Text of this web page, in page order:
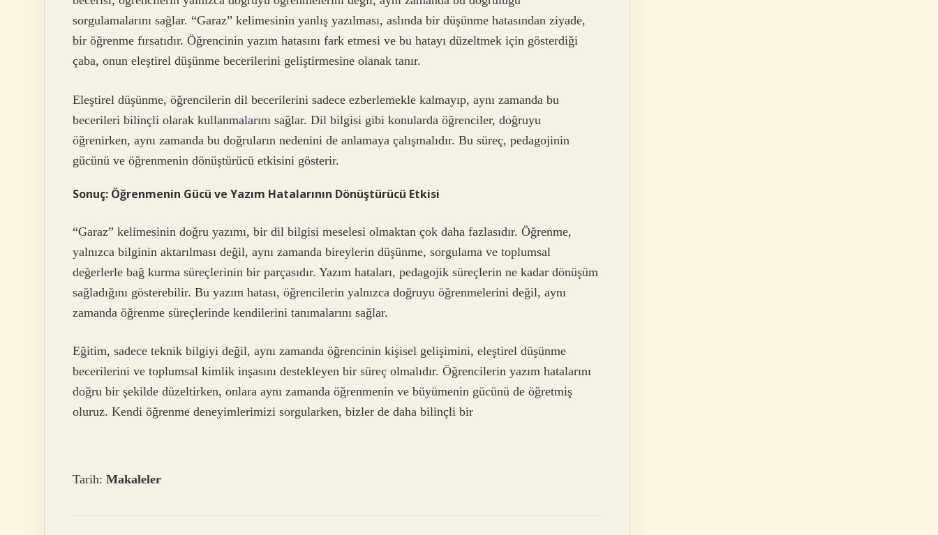
sorgulamalarını sağlar. “Garaz” kelimesinin yanlış yazılması, aslında bir düşünme hatasından ziyade,
bir öğrenme fırsatıdır. Öğrencinin yazım hatasını fark etmesi ve bu hatayı düzeltmek için gösterdiği
çaba, onun eleştirel düşünme becerilerini geliştirmesine olanak tanır.
Eleştirel düşünme, öğrencilerin dil becerilerini sadece ezberlemekle kalmayıp, aynı zamanda bu
becerileri bilinçli olarak kullanmalarını sağlar. Dil bilgisi gibi konularda öğrenciler, doğruyu
öğrenirken, aynı zamanda bu doğruların nedenini de anlamaya çalışmalıdır. Bu süreç, pedagojinin
gücünü ve öğrenmenin dönüştürücü etkisini gösterir.
Sonuç: Öğrenmenin Gücü ve Yazım Hatalarının Dönüştürücü Etkisi
“Garaz” kelimesinin doğru yazımı, bir dil bilgisi meselesi olmaktan çok daha fazlasıdır. Öğrenme,
yalnızca bilginin aktarılması değil, aynı zamanda bireylerin düşünme, sorgulama ve toplumsal
değerlerle bağ kurma süreçlerinin bir parçasıdır. Yazım hataları, pedagojik süreçlerin ne kadar dönüşüm
sağladığını gösterebilir. Bu yazım hatası, öğrencilerin yalnızca doğruyu öğrenmelerini değil, aynı
zamanda öğrenme süreçlerinde kendilerini tanımalarını sağlar.
Eğitim, sadece teknik bilgiyi değil, aynı zamanda öğrencinin kişisel gelişimini, eleştirel düşünme
becerilerini ve toplumsal kimlik inşasını destekleyen bir süreç olmalıdır. Öğrencilerin yazım hatalarını
doğru bir şekilde düzeltirken, onlara aynı zamanda öğrenmenin ve büyümenin gücünü de öğretmiş
oluruz. Kendi öğrenme deneyimlerimizi sorgularken, bizler de daha bilinçli bir
Tarih: Makaleler